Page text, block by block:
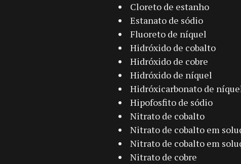
Cloreto de estanho
Estanato de sódio
Fluoreto de níquel
Hidróxido de cobalto
Hidróxido de cobre
Hidróxido de níquel
Hidróxicarbonato de
Hipofosfito de sódio
Nitrato de cobalto
Nitrato de cobalto em
Nitrato de cobalto em
Nitrato de cobre